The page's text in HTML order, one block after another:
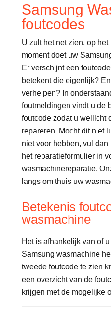
Samsung
foutcodes
U zult het net zien, op
moment doet uw
Er verschijnt een
betekent die eigenlijk?
verhelpen? In
foutmeldingen vindt u de
foutcode zodat u wellicht
repareren. Mocht dit niet
niet voor hebben, vul dan
het reparatieformulier in
wasmachinereparatie.
langs om thuis uw
Betekenis
wasmachine
Het is afhankelijk van of
Samsung wasmachine
tweede foutcode te zien
een overzicht van de
krijgen met de mogelijke